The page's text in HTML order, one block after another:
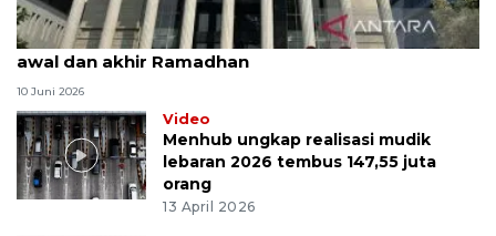
MK uji materi UU Peradilan Agama perihal isbat
awal dan akhir Ramadhan
10 Juni 2026
Video
Menhub ungkap realisasi mudik
lebaran 2026 tembus 147,55 juta
orang
13 April 2026